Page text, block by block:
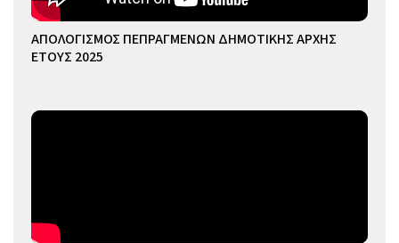
ΑΠΟΛΟΓΙΣΜΟΣ ΠΕΠΡΑΓΜΕΝΩΝ ΔΗΜΟΤΙΚΗΣ ΑΡΧΗΣ
ΕΤΟΥΣ 2025